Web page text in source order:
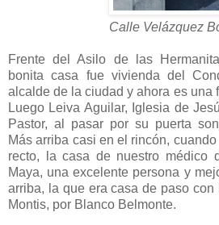
Calle Velázquez
Frente del Asilo de las
bonita casa fue vivienda del
alcalde de la ciudad y ahora es una
Luego Leiva Aguilar, Iglesia de
Pastor, al pasar por su puerta
Más arriba casi en el rincón,
recto, la casa de nuestro médico
Maya, una excelente persona y
arriba, la que era casa de paso
Montis, por Blanco Belmonte.